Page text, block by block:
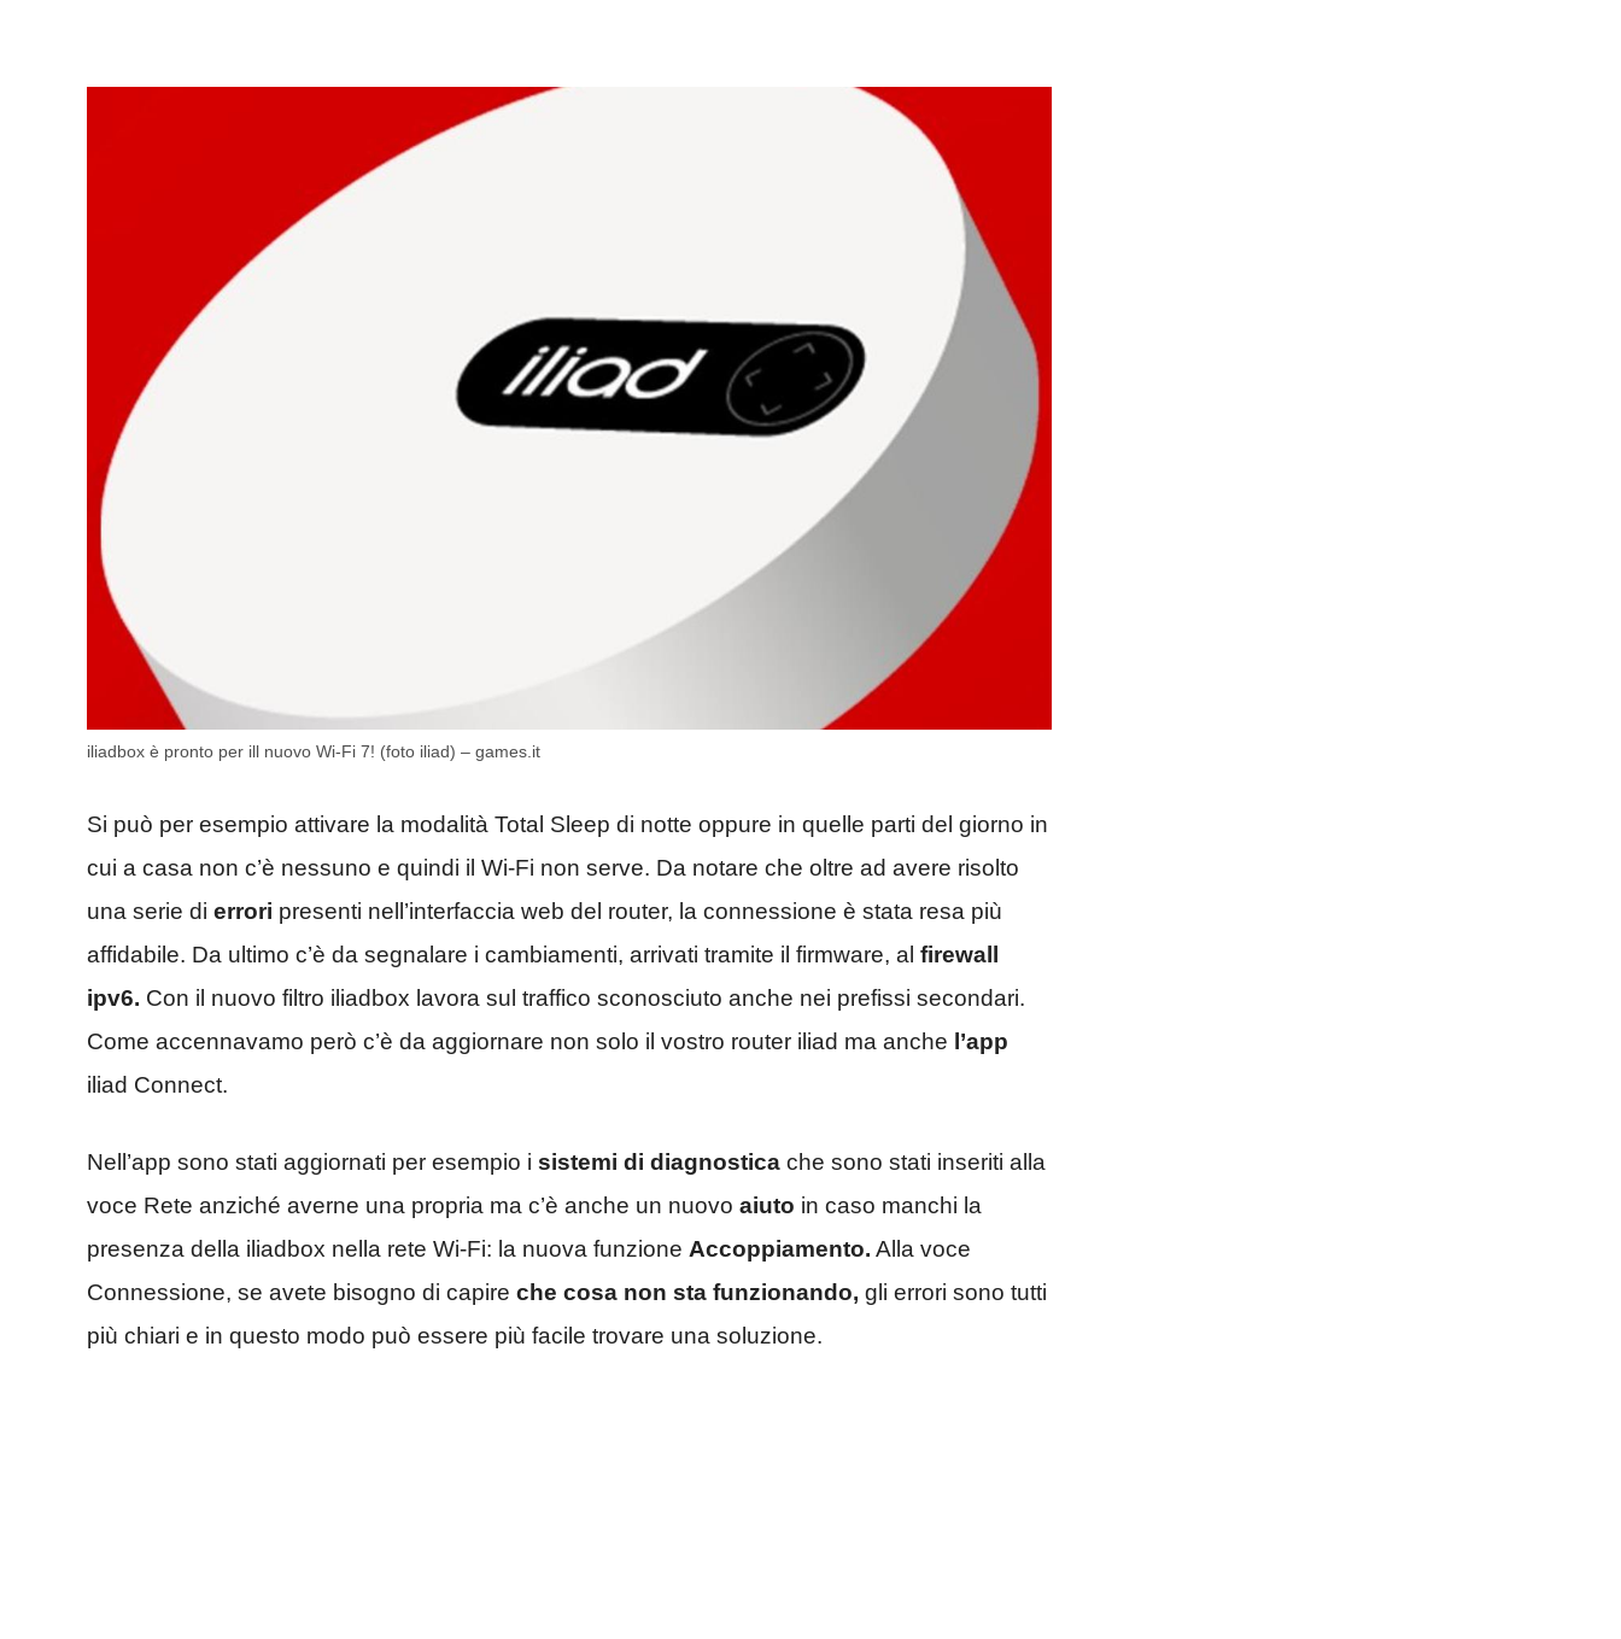
iliadbox è pronto per ill nuovo Wi-Fi 7! (foto iliad) – games.it
Si può per esempio attivare la modalità Total Sleep di notte oppure in quelle parti del giorno in
cui a casa non c’è nessuno e quindi il Wi-Fi non serve. Da notare che oltre ad avere risolto
una serie di errori presenti nell’interfaccia web del router, la connessione è stata resa più
affidabile. Da ultimo c’è da segnalare i cambiamenti, arrivati tramite il firmware, al firewall
ipv6. Con il nuovo filtro iliadbox lavora sul traffico sconosciuto anche nei prefissi secondari.
Come accennavamo però c’è da aggiornare non solo il vostro router iliad ma anche l’app
iliad Connect.
Nell’app sono stati aggiornati per esempio i sistemi di diagnostica che sono stati inseriti alla
voce Rete anziché averne una propria ma c’è anche un nuovo aiuto in caso manchi la
presenza della iliadbox nella rete Wi-Fi: la nuova funzione Accoppiamento. Alla voce
Connessione, se avete bisogno di capire che cosa non sta funzionando, gli errori sono tutti
più chiari e in questo modo può essere più facile trovare una soluzione.